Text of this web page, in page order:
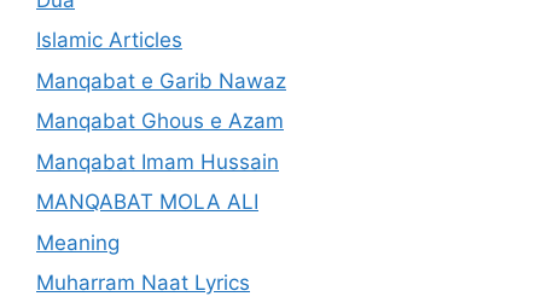
Islamic Articles
Manqabat e Garib Nawaz
Manqabat Ghous e Azam
Manqabat Imam Hussain
MANQABAT MOLA ALI
Meaning
Muharram Naat Lyrics